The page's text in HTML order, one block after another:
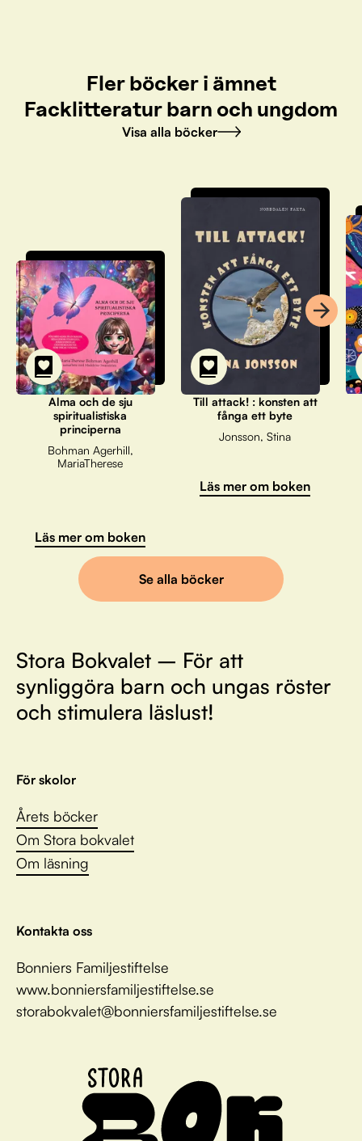
Fler böcker i ämnet
Facklitteratur barn och ungdom
Visa alla böcker
Alma och de sju
spiritualistiska
principerna
Bohman Agerhill,
MariaTherese
Läs mer om boken
Till attack! : konsten att
fånga ett byte
Jonsson, Stina
Läs mer om boken
Se alla böcker
Stora Bokvalet – För att
synliggöra barn och ungas röster
och stimulera läslust!
För skolor
Årets böcker
Om Stora bokvalet
Om läsning
Kontakta oss
Bonniers Familjestiftelse
www.bonniersfamiljestiftelse.se
storabokvalet@bonniersfamiljestiftelse.se